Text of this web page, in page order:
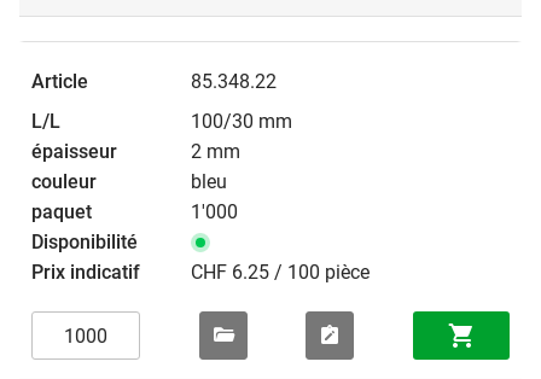
85.348.22
100/30 mm
2 mm
bleu
1'000
CHF 6.25 / 100 pièce